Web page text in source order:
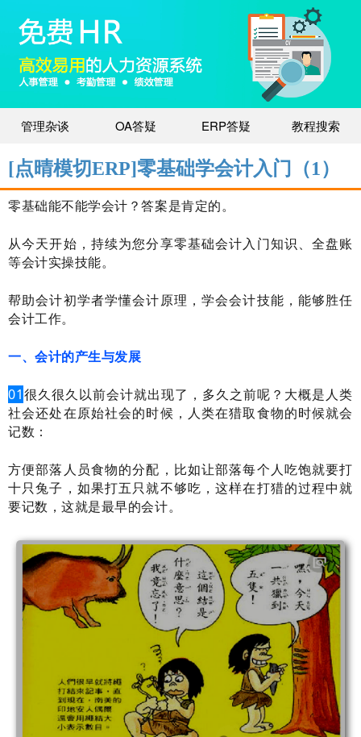
管理杂谈 OA答疑 ERP答疑 教程搜索
[点晴模切ERP]零基础学会计入门（1）
零基础能不能学会计？答案是肯定的。
从今天开始，持续为您分享零基础会计入门知识、全盘账
等会计实操技能。
帮助会计初学者学懂会计原理，学会会计技能，能够胜任
会计工作。
一、会计的产生与发展
01很久很久以前会计就出现了，多久之前呢？大概是人类
社会还处在原始社会的时候，人类在猎取食物的时候就会
记数：
方便部落人员食物的分配，比如让部落每个人吃饱就要打
十只兔子，如果打五只就不够吃，这样在打猎的过程中就
要记数，这就是最早的会计。